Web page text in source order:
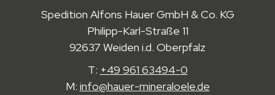
Spedition Alfons Hauer GmbH & Co. KG
Philipp-Karl-Straße 11
92637 Weiden i.d. Oberpfalz
T: +49 961 63494-0
M: info@hauer-mineraloele.de